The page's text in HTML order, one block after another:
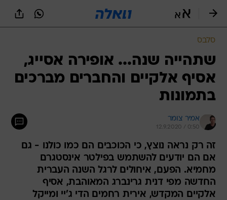
סלבס
שתהייה שנה... אופירה אסייג,
אסיף אלקיים והחברים מברכים
בתמונות
אמיר צומר
12.9.2020 / 0:50
זה רק נראה נוצץ, כי הכוכבים הם כמו כולנו - גם
אם הם יודעים להשתמש בפילטר אינסטגרם
מחמיא. הפעם, איחולים לרגל השנה העברית
החדשה מפי דנית גרינברג המאוהבת, אסיף
אלקיים המקדש, אירית רחמים הדי ג'יי ומייקל